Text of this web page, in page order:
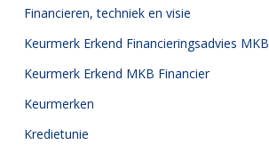
Financieren, techniek en visie
Keurmerk Erkend Financieringsadvies MKB
Keurmerk Erkend MKB Financier
Keurmerken
Kredietunie